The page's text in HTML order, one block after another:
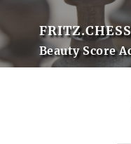
Beauty Score